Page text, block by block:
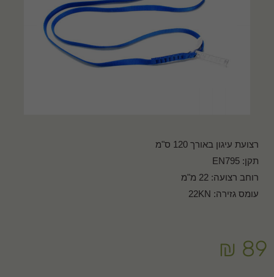
רצועת עיגון באורך 120 ס"מ
תקן: EN795
רוחב רצועה: 22 מ"מ
עומס גזירה: 22KN
₪ 89